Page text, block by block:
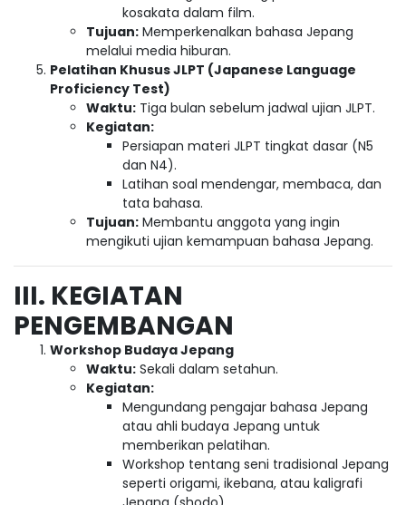
kosakata dalam film.
Tujuan: Memperkenalkan bahasa Jepang
melalui media hiburan.
Pelatihan Khusus JLPT (Japanese Language
Proficiency Test)
Waktu: Tiga bulan sebelum jadwal ujian JLPT.
Kegiatan:
Persiapan materi JLPT tingkat dasar (N5
dan N4).
Latihan soal mendengar, membaca, dan
tata bahasa.
Tujuan: Membantu anggota yang ingin
mengikuti ujian kemampuan bahasa Jepang.
III. KEGIATAN
PENGEMBANGAN
Workshop Budaya Jepang
Waktu: Sekali dalam setahun.
Kegiatan:
Mengundang pengajar bahasa Jepang
atau ahli budaya Jepang untuk
memberikan pelatihan.
Workshop tentang seni tradisional Jepang
seperti origami, ikebana, atau kaligrafi